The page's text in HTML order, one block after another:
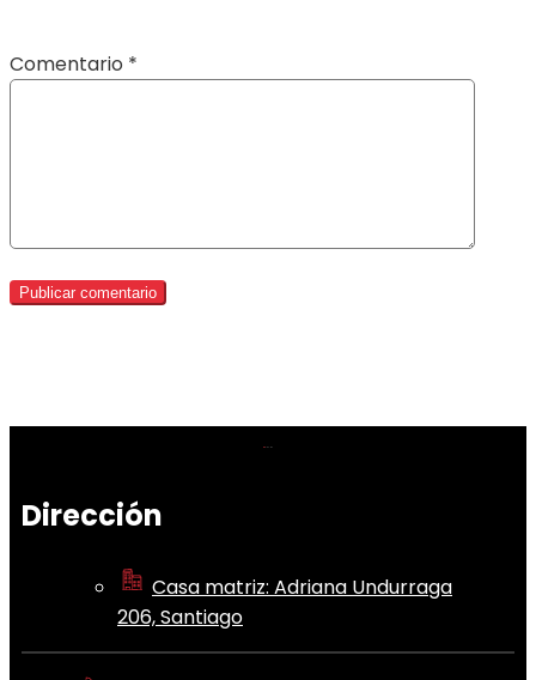
Comentario *
Dirección
Casa matriz: Adriana Undurraga
206, Santiago